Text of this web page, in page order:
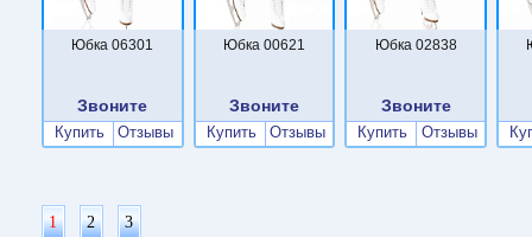
Юбка 06301
Звоните
Купить Отзывы
Юбка 00621
Звоните
Купить Отзывы
Юбка 02838
Звоните
Купить Отзывы
1 2 3